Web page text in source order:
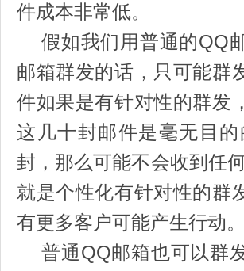
件成本非常低。
假如我们用普通的QQ
邮箱群发的话，只可能群
件如果是有针对性的群发
这几十封邮件是毫无目
封，那么可能不会收到任
就是个性化有针对性的群
有更多客户可能产生行动。
普通QQ邮箱也可以群